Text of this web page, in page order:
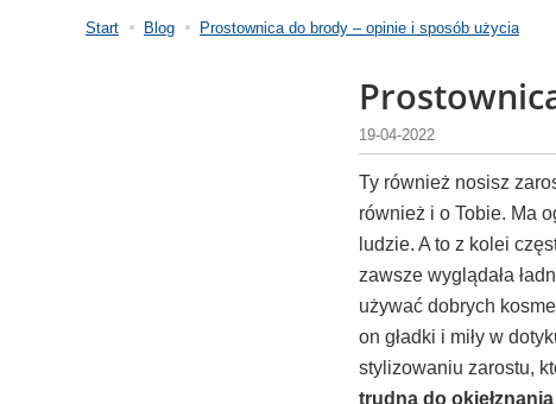
Start Blog Prostownica do brody – opinie i sposób użycia
19-04-2022
Ty również nosisz
również i o Tobie. Ma
ludzie. A to z kolei
zawsze wyglądała
używać dobrych
on gładki i miły w
stylizowaniu zarostu,
trudną do